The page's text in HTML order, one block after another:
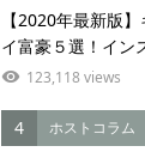
【2020年最新版
イ富豪５選！イン
123,118 views
4 ホストコラム